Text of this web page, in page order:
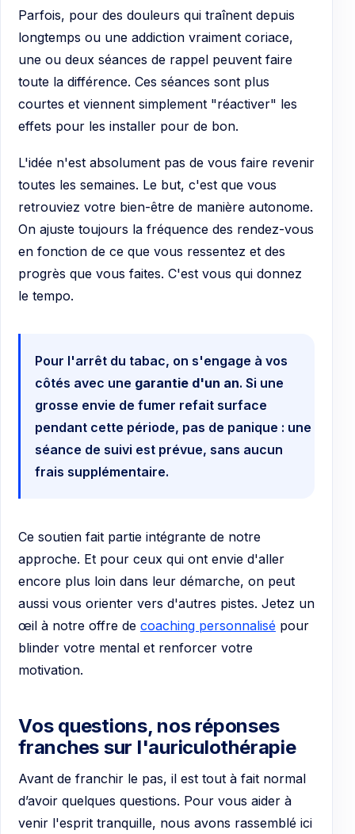
Parfois, pour des douleurs qui traînent depuis
longtemps ou une addiction vraiment coriace,
une ou deux séances de rappel peuvent faire
toute la différence. Ces séances sont plus
courtes et viennent simplement "réactiver" les
effets pour les installer pour de bon.
L'idée n'est absolument pas de vous faire revenir
toutes les semaines. Le but, c'est que vous
retrouviez votre bien-être de manière autonome.
On ajuste toujours la fréquence des rendez-vous
en fonction de ce que vous ressentez et des
progrès que vous faites. C'est vous qui donnez
le tempo.
Pour l'arrêt du tabac, on s'engage à vos
côtés avec une garantie d'un an. Si une
grosse envie de fumer refait surface
pendant cette période, pas de panique : une
séance de suivi est prévue, sans aucun
frais supplémentaire.
Ce soutien fait partie intégrante de notre
approche. Et pour ceux qui ont envie d'aller
encore plus loin dans leur démarche, on peut
aussi vous orienter vers d'autres pistes. Jetez un
œil à notre offre de coaching personnalisé pour
blinder votre mental et renforcer votre
motivation.
Vos questions, nos réponses
franches sur l'auriculothérapie
Avant de franchir le pas, il est tout à fait normal
d’avoir quelques questions. Pour vous aider à
venir l'esprit tranquille, nous avons rassemblé ici